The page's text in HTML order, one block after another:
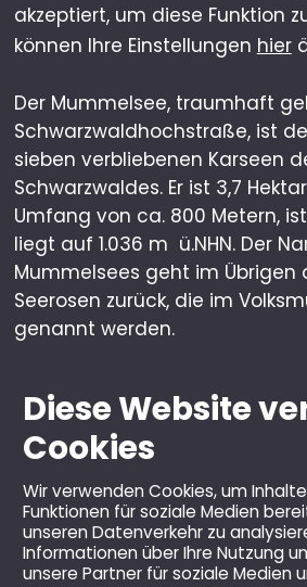
Diese Website
Cookies
Wir verwenden Cookies, um
Funktionen für soziale Medien
unseren Datenverkehr zu
Informationen über Ihre Nutzung
unsere Partner für soziale Medien
akzeptiert, um diese Funktion
können Ihre Einstellungen hier
Der Mummelsee, traumhaft
Schwarzwaldhochstraße, ist
sieben verbliebenen Karseen
Schwarzwaldes. Er ist 3,7
Umfang von ca. 800 Metern,
liegt auf 1.036 m ü.NHN. Der
Mummelsees geht im Übrigen
Seerosen zurück, die im
genannt werden.